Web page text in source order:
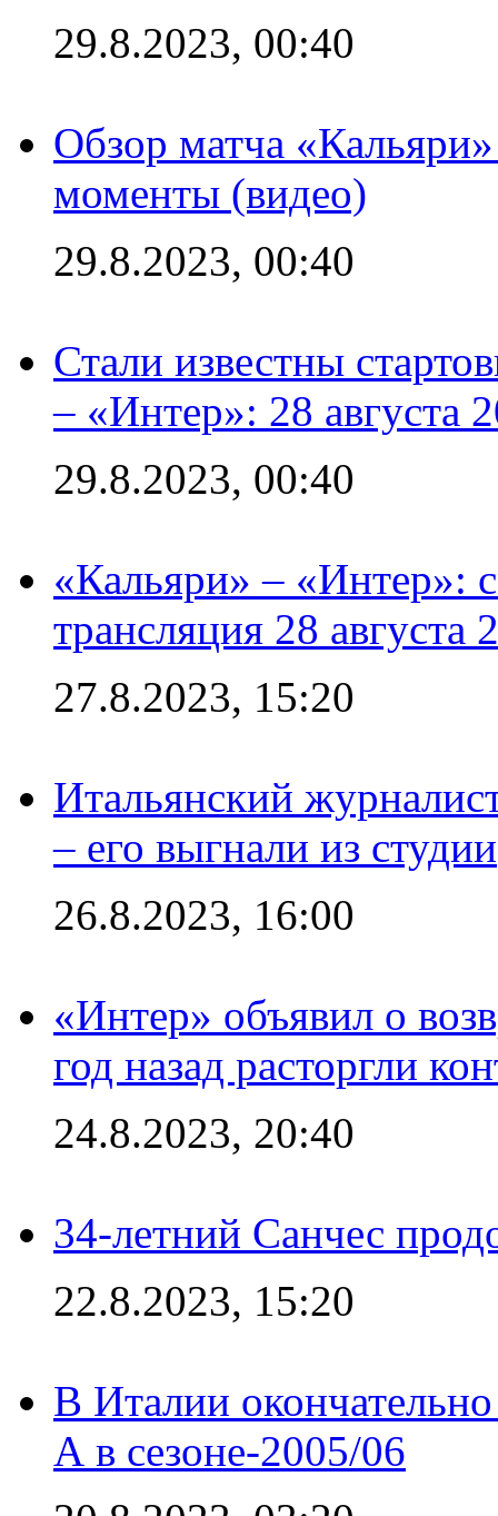
29.8.2023, 00:40
Обзор матча
моменты (видео)
29.8.2023, 00:40
Стали известны
– «Интер»: 28 августа
29.8.2023, 00:40
«Кальяри» – «Интер»:
трансляция 28 августа
27.8.2023, 15:20
Итальянский
– его выгнали из студии
26.8.2023, 16:00
«Интер» объявил о
год назад расторгли
24.8.2023, 20:40
34-летний Санчес
22.8.2023, 15:20
В Италии
А в сезоне-2005/06